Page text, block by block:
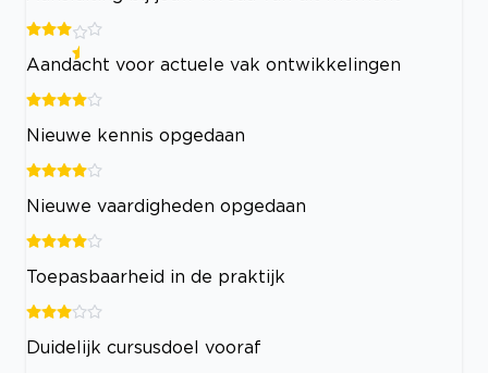
Aandacht voor actuele vak ontwikkelingen
Nieuwe kennis opgedaan
Nieuwe vaardigheden opgedaan
Toepasbaarheid in de praktijk
Duidelijk cursusdoel vooraf